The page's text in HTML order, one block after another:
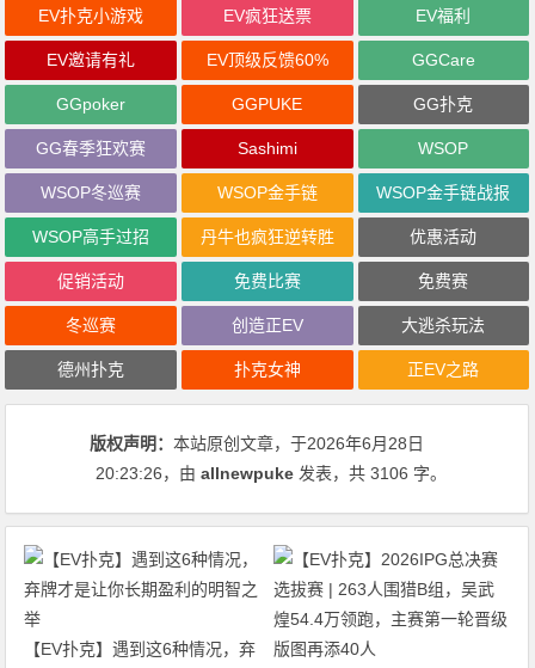
EV扑克小游戏 EV疯狂送票 EV福利
EV邀请有礼 EV顶级反馈60% GGCare
GGpoker GGPUKE GG扑克
GG春季狂欢赛 Sashimi WSOP
WSOP冬巡赛 WSOP金手链 WSOP金手链战报
WSOP高手过招 丹牛也疯狂逆转胜 优惠活动
促销活动 免费比赛 免费赛
冬巡赛 创造正EV 大逃杀玩法
德州扑克 扑克女神 正EV之路
版权声明：本站原创文章，于2026年6月28日
20:23:26，由allnewpuke 发表，共 3106 字。
【EV扑克】遇到这6种情况，弃